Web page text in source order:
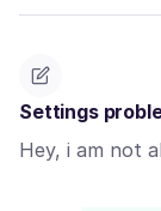
Settings
Hey, i am not